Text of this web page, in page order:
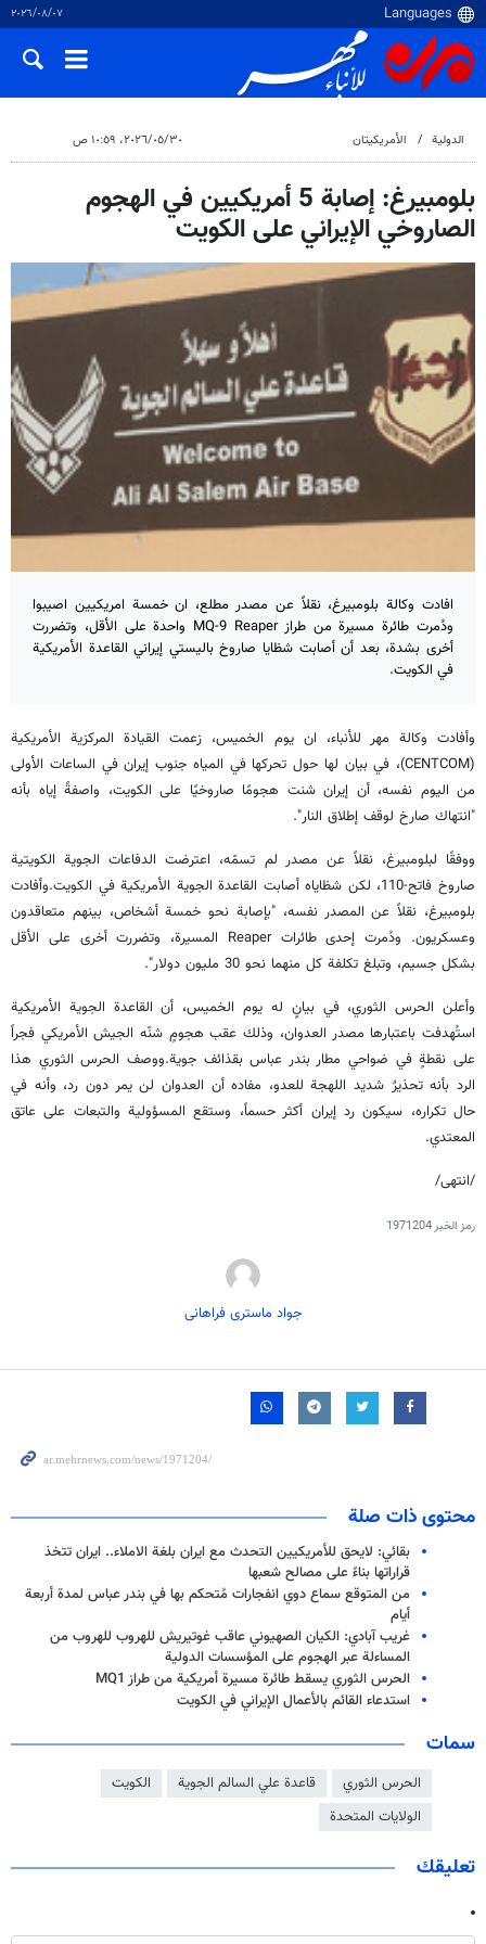
٠٧‏/٠٨‏/٢٠٢٦
الدولية الأمريكيتان ٣٠‏/٠٥‏/٢٠٢٦، ١٠:٥٩ ص
بلومبيرغ: إصابة 5 أمريكيين في الهجوم
الصاروخي الإيراني على الكويت
افادت وكالة بلومبيرغ، نقلاً عن مصدر مطلع، ان خمسة امريكيين اصيبوا
ودُمرت طائرة مسيرة من طراز MQ-9 Reaper واحدة على الأقل، وتضررت
أخرى بشدة، بعد أن أصابت شظايا صاروخ باليستي إيراني القاعدة الأمريكية
في الكويت.
وأفادت وكالة مهر للأنباء، ان يوم الخميس، زعمت القيادة المركزية الأمريكية
(CENTCOM)، في بيان لها حول تحركها في المياه جنوب إيران في الساعات الأولى
من اليوم نفسه، أن إيران شنت هجومًا صاروخيًا على الكويت، واصفةً إياه بأنه
"انتهاك صارخ لوقف إطلاق النار".
ووفقًا لبلومبيرغ، نقلاً عن مصدر لم تسمّه، اعترضت الدفاعات الجوية الكويتية
صاروخ فاتح-110، لكن شظاياه أصابت القاعدة الجوية الأمريكية في الكويت.وأفادت
بلومبيرغ، نقلاً عن المصدر نفسه، "بإصابة نحو خمسة أشخاص، بينهم متعاقدون
وعسكريون. ودُمرت إحدى طائرات Reaper المسيرة، وتضررت أخرى على الأقل
بشكل جسيم، وتبلغ تكلفة كل منهما نحو 30 مليون دولار".
وأعلن الحرس الثوري، في بيانٍ له يوم الخميس، أن القاعدة الجوية الأمريكية
استُهدفت باعتبارها مصدر العدوان، وذلك عقب هجومٍ شنّه الجيش الأمريكي فجراً
على نقطةٍ في ضواحي مطار بندر عباس بقذائف جوية.ووصف الحرس الثوري هذا
الرد بأنه تحذيرٌ شديد اللهجة للعدو، مفاده أن العدوان لن يمر دون رد، وأنه في
حال تكراره، سيكون رد إيران أكثر حسماً، وستقع المسؤولية والتبعات على عاتق
المعتدي.
/انتهى/
رمز الخبر1971204
جواد ماستری فراهانی
محتوى ذات صلة
بقائي: لايحق للأمريكيين التحدث مع ايران بلغة الاملاء.. ايران تتخذ
قراراتها بناءً على مصالح شعبها
من المتوقع سماع دوي انفجارات مُتحكم بها في بندر عباس لمدة أربعة
أيام
غریب آبادي: الكيان الصهيوني عاقب غوتيريش للهروب للهروب من
المساءلة عبر الهجوم على المؤسسات الدولية
الحرس الثوري يسقط طائرة مسيرة أمريكية من طراز MQ1
استدعاء القائم بالأعمال الإيراني في الكويت
سمات
الحرس الثوري قاعدة علي السالم الجوية
الكويت
الولايات المتحدة
تعليقك